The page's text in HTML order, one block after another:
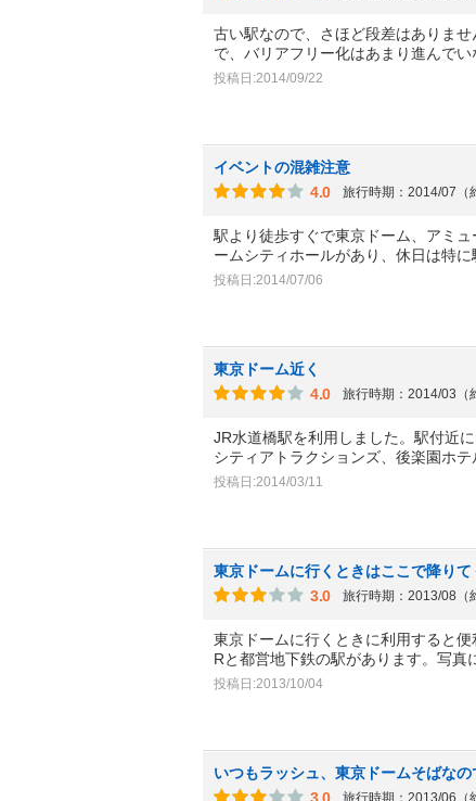
古い駅なので、さほど段差はありま
で、バリアフリー化はあまり進んで
投稿日:2014/09/22
イベントの混雑注意
4.0
旅行時期：2014/07（
駅より徒歩すぐで東京ドーム、アミ
ームシティホールがあり、休日は特
投稿日:2014/07/06
東京ドーム近く
4.0
旅行時期：2014/03（
JR水道橋駅を利用しました。駅付近
シティアトラクションズ、後楽園ホテ
投稿日:2014/03/11
東京ドームに行くときはここで降りて
3.0
旅行時期：2013/08（
東京ドームに行くときに利用すると
Rと都営地下鉄の駅があります。写真
投稿日:2013/10/04
いつもラッシュ、東京ドームそばなの
3.0
旅行時期：2013/06（